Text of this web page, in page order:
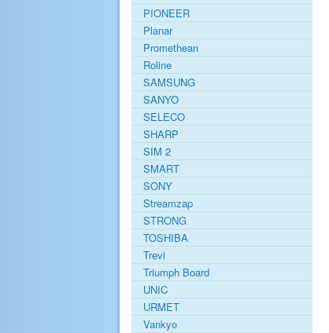
PIONEER
Planar
Promethean
Roline
SAMSUNG
SANYO
SELECO
SHARP
SIM 2
SMART
SONY
Streamzap
STRONG
TOSHIBA
Trevi
Triumph Board
UNIC
URMET
Vankyo